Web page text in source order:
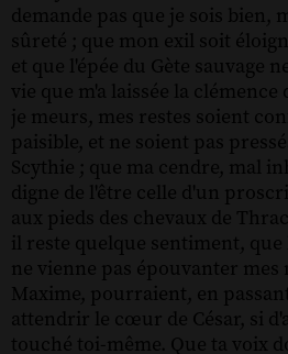
demande pas que je sois bien,
sûreté ; que mon exil soit
et que l'épée du Gète sauvage
vie que m'a laissée la
je meurs, mes restes soient
paisible, et ne soient pas
Scythie ; que ma cendre, mal
digne de l'être celle d'un
aux pieds des chevaux de
il reste quelque sentiment,
ne vienne pas épouvanter mes
Maxime, pourraient, en
attendrir le cœur de César, si
touché toi-même. Que ta voix